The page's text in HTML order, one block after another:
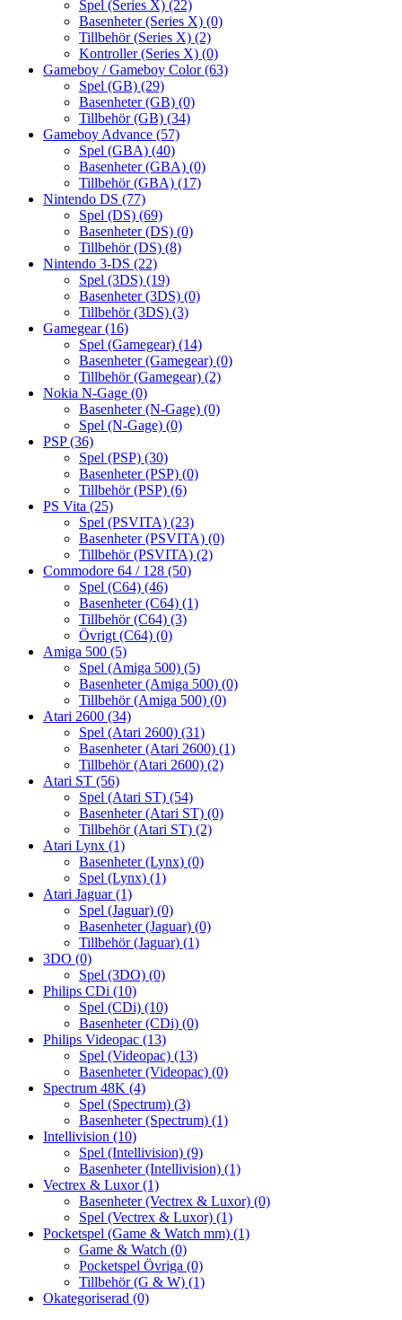
Spel (Series X) (22)
Basenheter (Series X) (0)
Tillbehör (Series X) (2)
Kontroller (Series X) (0)
Gameboy / Gameboy Color(63)
Spel (GB) (29)
Basenheter (GB) (0)
Tillbehör (GB) (34)
Gameboy Advance (57)
Spel (GBA) (40)
Basenheter (GBA) (0)
Tillbehör (GBA) (17)
Nintendo DS (77)
Spel (DS) (69)
Basenheter (DS) (0)
Tillbehör (DS) (8)
Nintendo 3-DS (22)
Spel (3DS) (19)
Basenheter (3DS) (0)
Tillbehör (3DS) (3)
Gamegear(16)
Spel (Gamegear) (14)
Basenheter (Gamegear) (0)
Tillbehör (Gamegear) (2)
Nokia N-Gage (0)
Basenheter (N-Gage) (0)
Spel (N-Gage) (0)
PSP(36)
Spel (PSP) (30)
Basenheter (PSP) (0)
Tillbehör (PSP) (6)
PS Vita (25)
Spel (PSVITA) (23)
Basenheter (PSVITA) (0)
Tillbehör (PSVITA) (2)
Commodore 64 / 128 (50)
Spel (C64) (46)
Basenheter (C64) (1)
Tillbehör (C64) (3)
Övrigt (C64) (0)
Amiga 500 (5)
Spel (Amiga 500) (5)
Basenheter (Amiga 500) (0)
Tillbehör (Amiga 500) (0)
Atari 2600 (34)
Spel (Atari 2600) (31)
Basenheter (Atari 2600) (1)
Tillbehör (Atari 2600) (2)
Atari ST (56)
Spel (Atari ST) (54)
Basenheter (Atari ST) (0)
Tillbehör (Atari ST) (2)
Atari Lynx (1)
Basenheter (Lynx) (0)
Spel (Lynx) (1)
Atari Jaguar(1)
Spel (Jaguar) (0)
Basenheter (Jaguar) (0)
Tillbehör (Jaguar) (1)
3DO (0)
Spel (3DO) (0)
Philips CDi (10)
Spel (CDi) (10)
Basenheter (CDi) (0)
Philips Videopac (13)
Spel (Videopac) (13)
Basenheter (Videopac) (0)
Spectrum 48K (4)
Spel (Spectrum) (3)
Basenheter (Spectrum) (1)
Intellivision (10)
Spel (Intellivision) (9)
Basenheter (Intellivision) (1)
Vectrex & Luxor(1)
Basenheter (Vectrex & Luxor) (0)
Spel (Vectrex & Luxor) (1)
Pocketspel (Game & Watch mm) (1)
Game & Watch (0)
Pocketspel Övriga (0)
Tillbehör (G & W) (1)
Okategoriserad (0)